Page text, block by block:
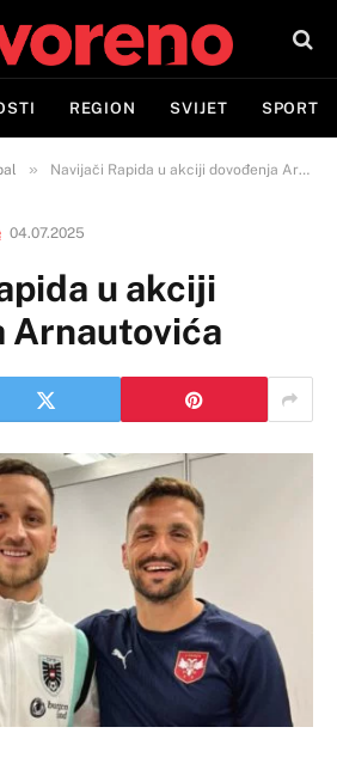
REGION SVIJET SPORT
» Navijači Rapida u akciji dovođenja Arnautovića
04.07.2025
u akciji
Arnautovića